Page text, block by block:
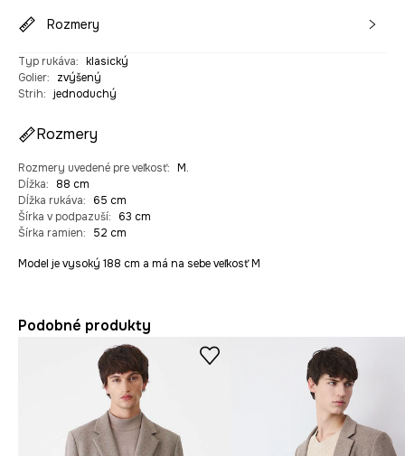
Rozmery
Typ rukáva: klasický
Golier:
zvýšený
Strih: jednoduchý
Rozmery
Rozmery uvedené pre veľkosť: M.
Dĺžka:
88 cm
Dĺžka rukáva:
65 cm
Šírka v podpazuší:
63 cm
Šírka ramien: 52 cm
Model je vysoký 188 cm a má na sebe veľkosť M
Podobné produkty